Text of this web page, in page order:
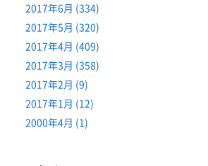
2017年6月 (334)
2017年5月 (320)
2017年4月 (409)
2017年3月 (358)
2017年2月 (9)
2017年1月 (12)
2000年4月 (1)